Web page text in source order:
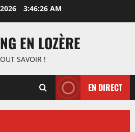
3:46:27 AM
EN LOZÈRE
SAVOIR !
EN DIRECT